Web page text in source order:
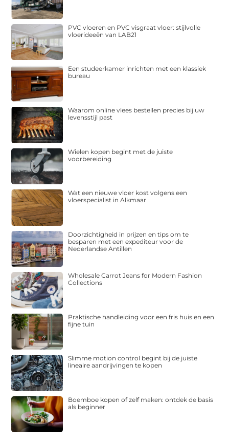
PVC vloeren en PVC visgraat vloer: stijlvolle
vloerideeën van LAB21
Een studeerkamer inrichten met een klassiek
bureau
Waarom online vlees bestellen precies bij uw
levensstijl past
Wielen kopen begint met de juiste
voorbereiding
Wat een nieuwe vloer kost volgens een
vloerspecialist in Alkmaar
Doorzichtigheid in prijzen en tips om te
besparen met een expediteur voor de
Nederlandse Antillen
Wholesale Carrot Jeans for Modern Fashion
Collections
Praktische handleiding voor een fris huis en een
fijne tuin
Slimme motion control begint bij de juiste
lineaire aandrijvingen te kopen
Boemboe kopen of zelf maken: ontdek de basis
als beginner